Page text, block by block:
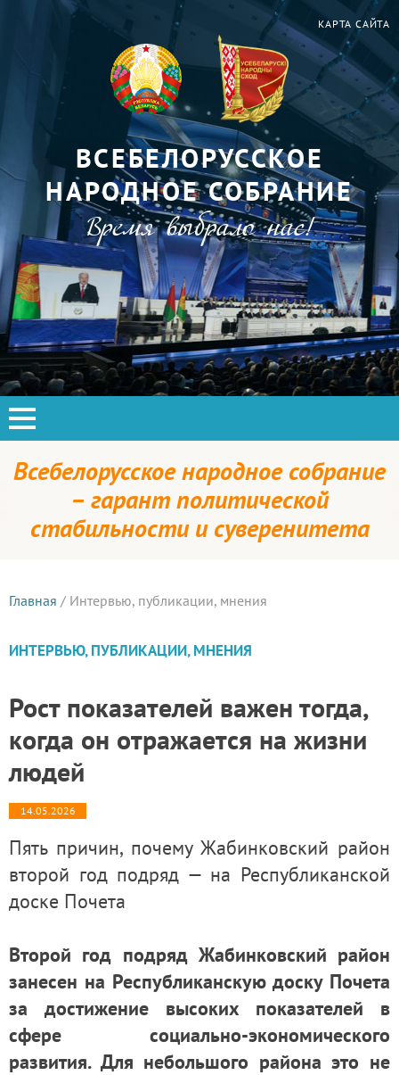
КАРТА САЙТА
ВСЕБЕЛОРУССКОЕ
НАРОДНОЕ СОБРАНИЕ
Время выбрало нас!
Всебелорусское народное собрание
– гарант политической
стабильности и суверенитета
Главная / Интервью, публикации, мнения
ИНТЕРВЬЮ, ПУБЛИКАЦИИ, МНЕНИЯ
Рост показателей важен тогда,
когда он отражается на жизни
людей
14.05.2026
Пять причин, почему Жабинковский район
второй год подряд — на Республиканской
доске Почета
Второй год подряд Жабинковский район
занесен на Республиканскую доску Почета
за достижение высоких показателей в
сфере социально-экономического
развития. Для небольшого района это не